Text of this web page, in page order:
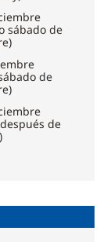
sábado de
de
de